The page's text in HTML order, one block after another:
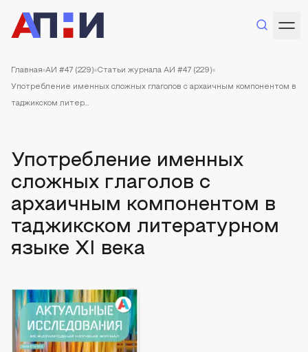
Главная АИ #47 (229) Статьи журнала АИ #47 (229)
Употребление именных сложных глаголов с архаичным компонентом в
таджикском литер...
Употребление именных
сложных глаголов с
архаичным компонентом в
таджикском литературном
языке XI века